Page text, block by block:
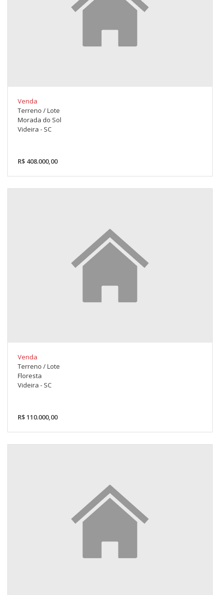
Venda
Terreno / Lote
Morada do Sol
Videira - SC
R$ 408.000,00
Venda
Terreno / Lote
Floresta
Videira - SC
R$ 110.000,00